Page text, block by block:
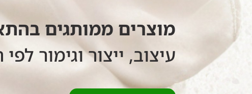
מוצרים ממותגים
עיצוב, ייצור וגימור